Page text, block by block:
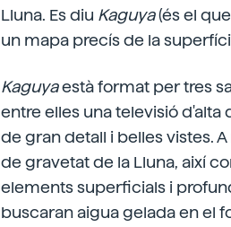
Lluna. Es diu Kaguya(és el que
un mapa precís de la
Kaguyaestà format per tres
entre elles una televisió
de gran detall i belles vistes.
de gravetat de la Lluna, així
elements superficials i
buscaran aigua gelada en el